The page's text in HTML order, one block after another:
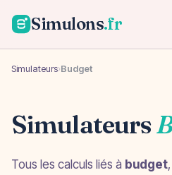
Simulons.fr
Simulateurs›Budget
Simulateurs
Tous les calculs liés à budget